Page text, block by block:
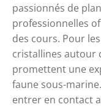
passionnés de
professionnelles
des cours. Pour
cristallines autour
promettent une
faune sous-
entrer en contact